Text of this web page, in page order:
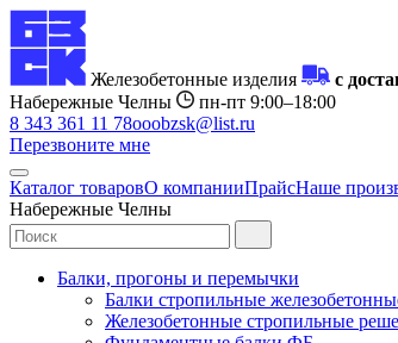
Железобетонные изделия
с
Набережные Челны
пн-пт 9:00–18:00
8 343 361 11 78ooobzsk@list.ru
Перезвоните мне
Каталог товаровО компанииПрайсНаше
Набережные Челны
Балки, прогоны и перемычки
Балки стропильные
Железобетонные стропильные